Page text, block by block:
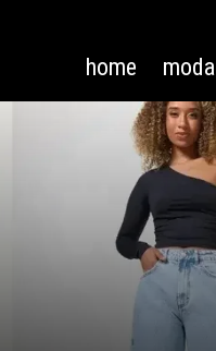
home moda